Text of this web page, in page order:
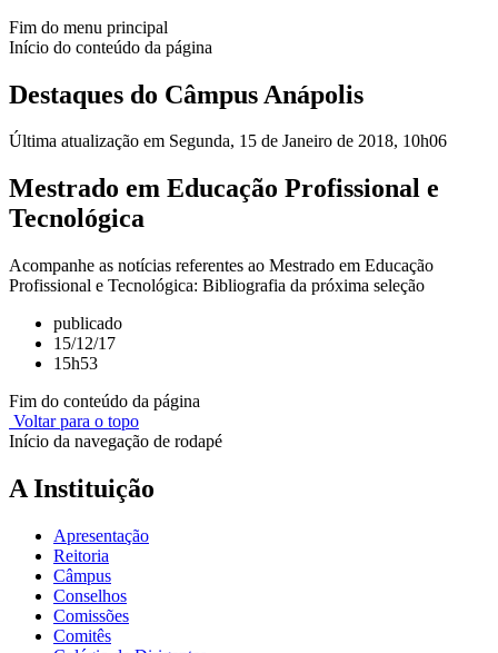
Fim do menu principal
Início do conteúdo da página
Destaques do Câmpus Anápolis
Última atualização em Segunda, 15 de Janeiro de 2018, 10h06
Mestrado em Educação Profissional e
Tecnológica
Acompanhe as notícias referentes ao Mestrado em Educação
Profissional e Tecnológica: Bibliografia da próxima seleção
publicado
15/12/17
15h53
Fim do conteúdo da página
Voltar para o topo
Início da navegação de rodapé
A Instituição
Apresentação
Reitoria
Câmpus
Conselhos
Comissões
Comitês